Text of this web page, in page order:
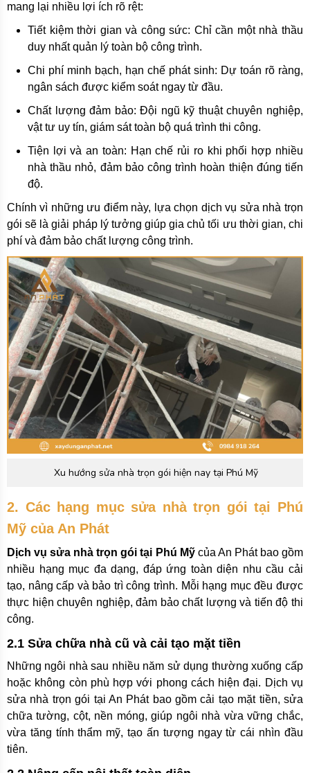
mang lại nhiều lợi ích rõ rệt:
Tiết kiệm thời gian và công sức: Chỉ cần một nhà thầu
duy nhất quản lý toàn bộ công trình.
Chi phí minh bạch, hạn chế phát sinh: Dự toán rõ ràng,
ngân sách được kiểm soát ngay từ đầu.
Chất lượng đảm bảo: Đội ngũ kỹ thuật chuyên nghiệp,
vật tư uy tín, giám sát toàn bộ quá trình thi công.
Tiện lợi và an toàn: Hạn chế rủi ro khi phối hợp nhiều
nhà thầu nhỏ, đảm bảo công trình hoàn thiện đúng tiến
độ.
Chính vì những ưu điểm này, lựa chọn dịch vụ sửa nhà trọn
gói sẽ là giải pháp lý tưởng giúp gia chủ tối ưu thời gian, chi
phí và đảm bảo chất lượng công trình.
Xu hướng sửa nhà trọn gói hiện nay tại Phú Mỹ
2. Các hạng mục sửa nhà trọn gói tại Phú
Mỹ của An Phát
Dịch vụ sửa nhà trọn gói tại Phú Mỹ của An Phát bao gồm
nhiều hạng mục đa dạng, đáp ứng toàn diện nhu cầu cải
tạo, nâng cấp và bảo trì công trình. Mỗi hạng mục đều được
thực hiện chuyên nghiệp, đảm bảo chất lượng và tiến độ thi
công.
2.1 Sửa chữa nhà cũ và cải tạo mặt tiền
Những ngôi nhà sau nhiều năm sử dụng thường xuống cấp
hoặc không còn phù hợp với phong cách hiện đại. Dịch vụ
sửa nhà trọn gói tại An Phát bao gồm cải tạo mặt tiền, sửa
chữa tường, cột, nền móng, giúp ngôi nhà vừa vững chắc,
vừa tăng tính thẩm mỹ, tạo ấn tượng ngay từ cái nhìn đầu
tiên.